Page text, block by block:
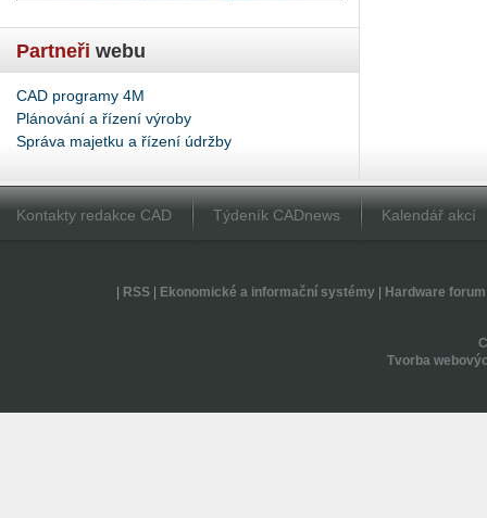
Partneři webu
CAD programy 4M
Plánování a řízení výroby
Správa majetku a řízení údržby
Kontakty redakce CAD Týdeník CADnews Kalendář akcí
RSS| Ekonomické a informační systémy| Hardware forum
Tvorba